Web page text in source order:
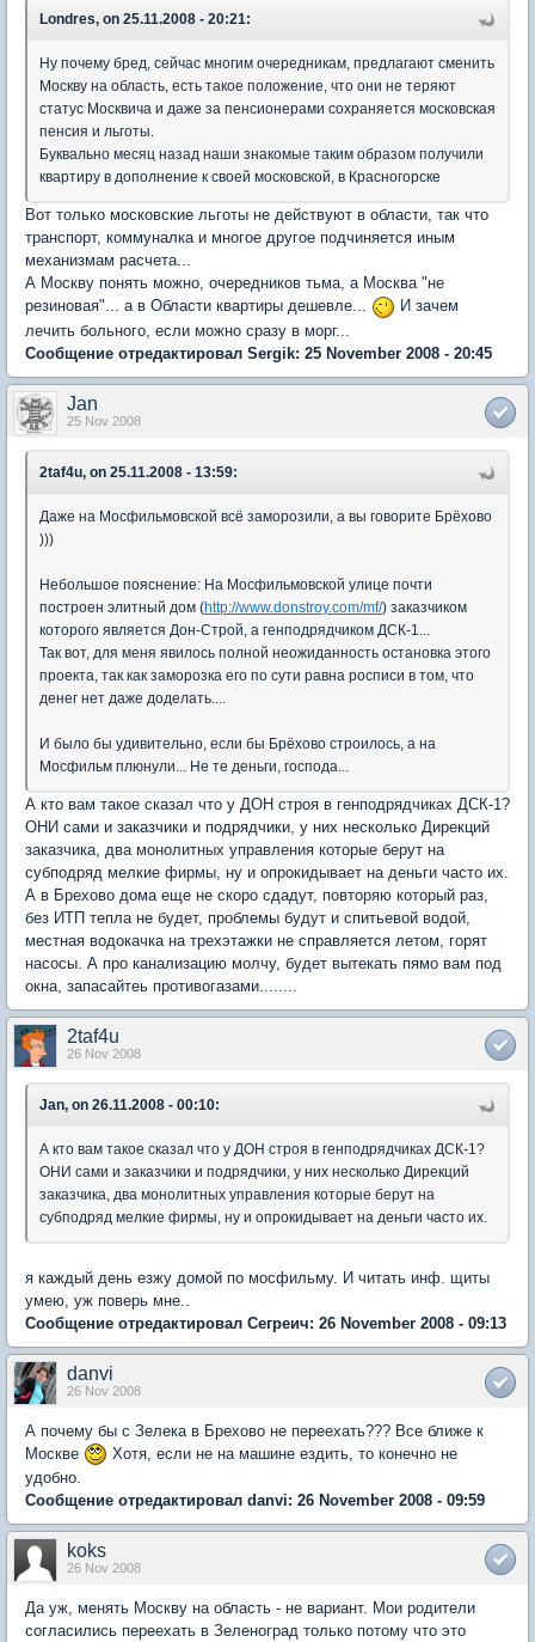
Londres, on 25.11.2008 - 20:21:
Ну почему бред, сейчас многим очередникам, предлагают сменить
Москву на область, есть такое положение, что они не теряют
статус Москвича и даже за пенсионерами сохраняется московская
пенсия и льготы.
Буквально месяц назад наши знакомые таким образом получили
квартиру в дополнение к своей московской, в Красногорске
Вот только московские льготы не действуют в области, так что
транспорт, коммуналка и многое другое подчиняется иным
механизмам расчета...
А Москву понять можно, очередников тьма, а Москва "не
резиновая"... а в Области квартиры дешевле...
И зачем
лечить больного, если можно сразу в морг...
Сообщение отредактировал Sergik: 25 November 2008 - 20:45
Jan
25 Nov 2008
2taf4u, on 25.11.2008 - 13:59:
Даже на Мосфильмовской всё заморозили, а вы говорите Брёхово
)))
Небольшое пояснение: На Мосфильмовской улице почти
построен элитный дом (http://www.donstroy.com/mf/) заказчиком
которого является Дон-Строй, а генподрядчиком ДСК-1...
Так вот, для меня явилось полной неожиданность остановка этого
проекта, так как заморозка его по сути равна росписи в том, что
денег нет даже доделать....
И было бы удивительно, если бы Брёхово строилось, а на
Мосфильм плюнули... Не те деньги, господа...
А кто вам такое сказал что у ДОН строя в генподрядчиках ДСК-1?
ОНИ сами и заказчики и подрядчики, у них несколько Дирекций
заказчика, два монолитных управления которые берут на
субподряд мелкие фирмы, ну и опрокидывает на деньги часто их.
А в Брехово дома еще не скоро сдадут, повторяю который раз,
без ИТП тепла не будет, проблемы будут и спитьевой водой,
местная водокачка на трехэтажки не справляется летом, горят
насосы. А про канализацию молчу, будет вытекать пямо вам под
окна, запасайтеь противогазами........
2taf4u
26 Nov 2008
Jan, on 26.11.2008 - 00:10:
А кто вам такое сказал что у ДОН строя в генподрядчиках ДСК-1?
ОНИ сами и заказчики и подрядчики, у них несколько Дирекций
заказчика, два монолитных управления которые берут на
субподряд мелкие фирмы, ну и опрокидывает на деньги часто их.
я каждый день езжу домой по мосфильму. И читать инф. щиты
умею, уж поверь мне..
Сообщение отредактировал Сегреич: 26 November 2008 - 09:13
danvi
26 Nov 2008
А почему бы с Зелека в Брехово не переехать??? Все ближе к
Москве
Хотя, если не на машине ездить, то конечно не
удобно.
Сообщение отредактировал danvi: 26 November 2008 - 09:59
koks
26 Nov 2008
Да уж, менять Москву на область - не вариант. Мои родители
согласились переехать в Зеленоград только потому что это